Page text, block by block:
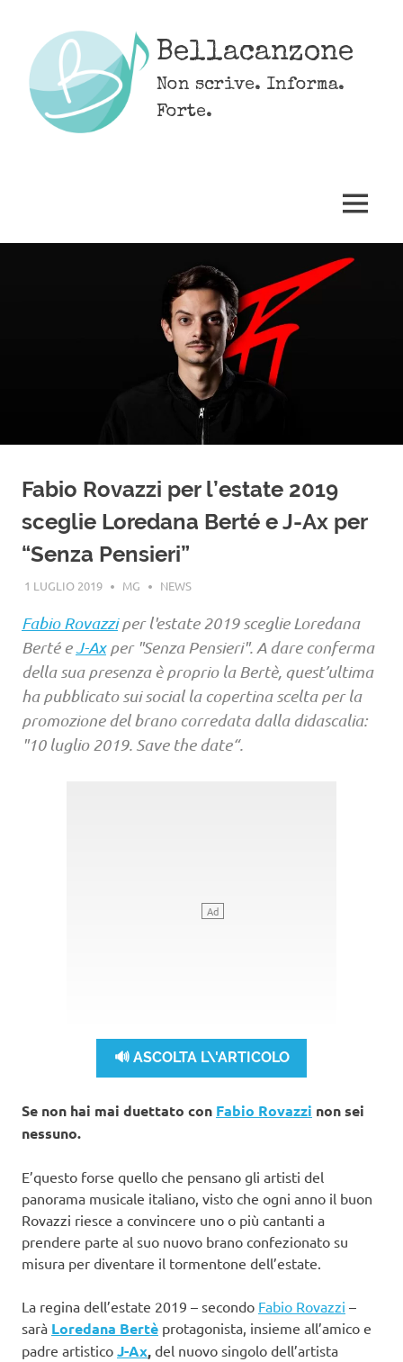
content
Bellacanzone
Non scrive. Informa.
Forte.
MENU
Fabio Rovazzi per l’estate 2019
sceglie Loredana Berté e J-Ax per
“Senza Pensieri”
1 LUGLIO 2019 MG NEWS
Fabio Rovazziper l'estate 2019 sceglie Loredana
Berté eJ-Axper "Senza Pensieri". A dare conferma
della sua presenza è proprio la Bertè, quest’ultima
ha pubblicato sui social la copertina scelta per la
promozione del brano corredata dalla didascalia:
"10 luglio 2019. Save the date“.
🔊 ASCOLTA L\'ARTICOLO
Se non hai mai duettato con Fabio Rovazzi non sei
nessuno.
E’questo forse quello che pensano gli artisti del
panorama musicale italiano, visto che ogni anno il buon
Rovazzi riesce a convincere uno o più cantanti a
prendere parte al suo nuovo brano confezionato su
misura per diventare il tormentone dell’estate.
La regina dell’estate 2019 – secondo Fabio Rovazzi –
sarà Loredana Bertè protagonista, insieme all’amico e
padre artistico J-Ax, del nuovo singolo dell’artista